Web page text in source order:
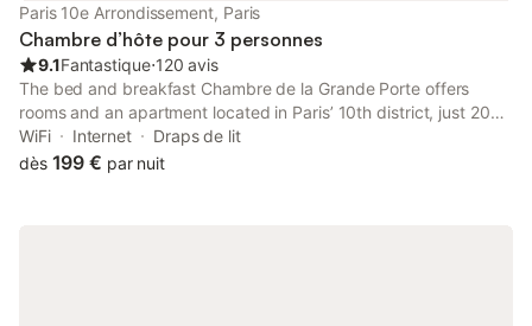
Paris 10e Arrondissement, Paris
Chambre d’hôte pour 3 personnes
9.1Fantastique⋅120 avis
The bed and breakfast Chambre de la Grande Porte offers
rooms and an apartment located in Paris’ 10th district, just 200
metres from Château d’Eau Metro Station and 1 km from Grands
Boulevards.
WiFi Internet
Draps de lit
dès 199 € par nuit